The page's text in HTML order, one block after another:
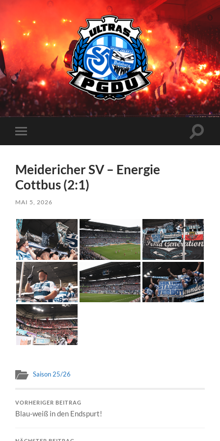
Proud
Generation
Duisburg
Mobile-
Menü
Meidericher SV – Energie
Cottbus (2:1)
MAI 5, 2026
Saison 25/26
VORHERIGER BEITRAG
Blau-weiß in den Endspurt!